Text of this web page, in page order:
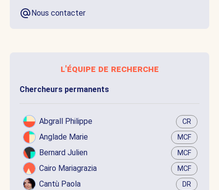
Nous contacter
l'équipe de recherche
Chercheurs permanents
Abgrall Philippe CR
Anglade Marie MCF
Bernard Julien MCF
Cairo Mariagrazia MCF
Cantù Paola DR